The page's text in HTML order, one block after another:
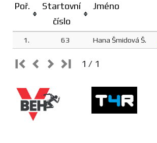
Poř.
Startovní
číslo
Jméno
1. 63 Hana Šmidová Š.
1 / 1